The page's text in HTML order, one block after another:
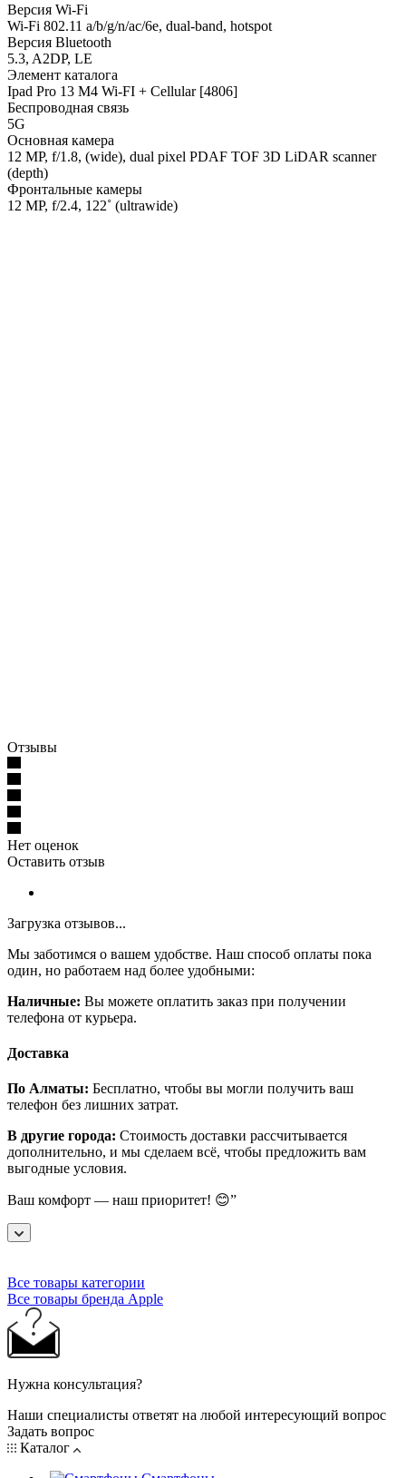
Версия Wi-Fi
Wi-Fi 802.11 a/b/g/n/ac/6e, dual-band, hotspot
Версия Bluetooth
5.3, A2DP, LE
Элемент каталога
Ipad Pro 13 M4 Wi-FI + Cellular [4806]
Беспроводная связь
5G
Основная камера
12 MP, f/1.8, (wide), dual pixel PDAF TOF 3D LiDAR scanner
(depth)
Фронтальные камеры
12 MP, f/2.4, 122˚ (ultrawide)
Отзывы
Нет оценок
Оставить отзыв
Загрузка отзывов...
Мы заботимся о вашем удобстве. Наш способ оплаты пока
один, но работаем над более удобными:
Наличные: Вы можете оплатить заказ при получении
телефона от курьера.
Доставка
По Алматы: Бесплатно, чтобы вы могли получить ваш
телефон без лишних затрат.
В другие города: Стоимость доставки рассчитывается
дополнительно, и мы сделаем всё, чтобы предложить вам
выгодные условия.
Ваш комфорт — наш приоритет! 😊”
Все товары категории
Все товары бренда Apple
Нужна консультация?
Наши специалисты ответят на любой интересующий вопрос
Задать вопрос
Каталог